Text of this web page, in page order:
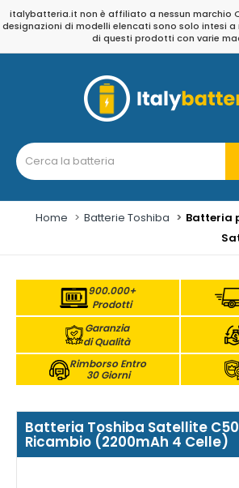
italybatteria.it non è affiliato a nessun marchio
designazioni di modelli elencati sono solo intesi
di questi prodotti con varie
Home Batterie Toshiba
Batteria
900.000+
Prodotti
Garanzia
di Qualità
Rimborso Entro
30 Giorni
Batteria Toshiba Satellite
Ricambio (2200mAh 4 Celle)